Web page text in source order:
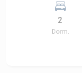
lindo
disponível
conforto e
2
Dorm.